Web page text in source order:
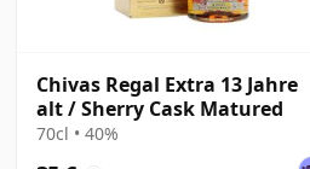
Chivas Regal Extra 13 Jahre
alt / Sherry Cask Matured
70cl • 40%